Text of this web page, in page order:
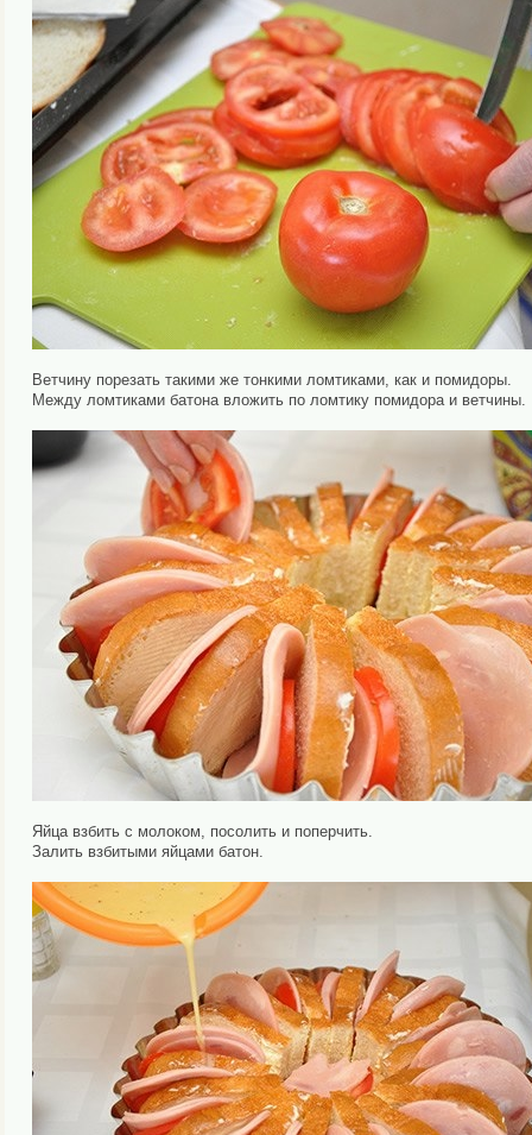
Ветчину порезать такими же тонкими ломтиками, как и помидоры.
Между ломтиками батона вложить по ломтику помидора и ветчины.
Яйца взбить с молоком, посолить и поперчить.
Залить взбитыми яйцами батон.